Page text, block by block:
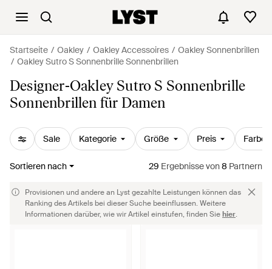
Startseite Oakley Oakley Accessoires
Oakley Sonnenbrillen
Oakley Sutro S Sonnenbrille Sonnenbrillen
Designer-Oakley Sutro S Sonnenbrille
Sonnenbrillen für Damen
Sale Kategorie Größe Preis Farbe
Sortieren nach 29 Ergebnissevon8 Partnern
Provisionen und andere an Lyst gezahlte Leistungen können das
Ranking des Artikels bei dieser Suche beeinflussen. Weitere
Informationen darüber, wie wir Artikel einstufen, finden Siehier.